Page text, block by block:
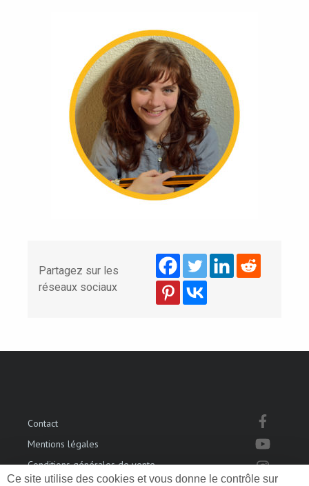
Partagez sur les
réseaux sociaux
Contact
Mentions légales
Conditions générales de vente
Ce site utilise des cookies et vous donne le contrôle sur